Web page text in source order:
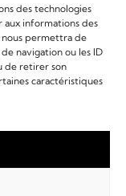
des technologies
aux informations des
nous permettra de
navigation ou les ID
de retirer son
caractéristiques